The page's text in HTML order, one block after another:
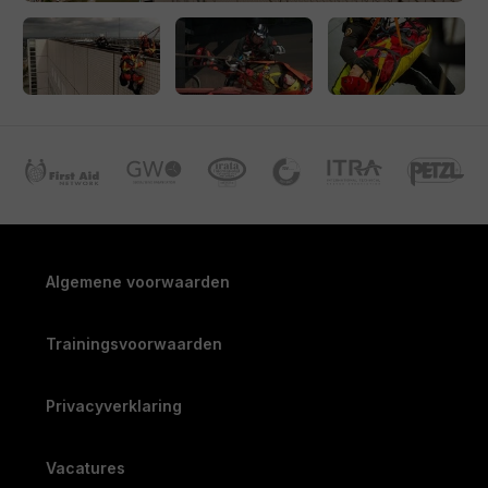
Stretcher management
Oefenen van diverse situaties in ons trainingscentrum
Trainingscentrums:
Algemene voorwaarden
Trainingsvoorwaarden
Privacyverklaring
Vacatures